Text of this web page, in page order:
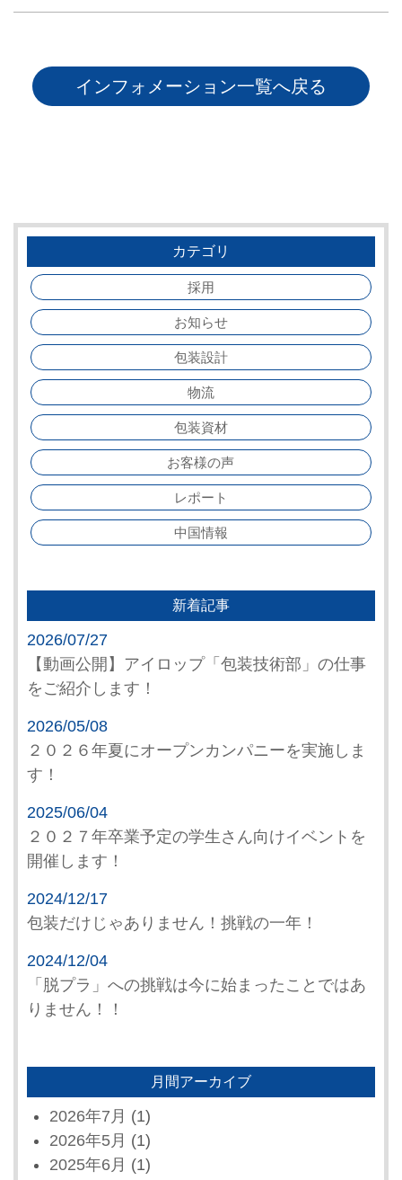
インフォメーション一覧へ戻る
カテゴリ
採用
お知らせ
包装設計
物流
包装資材
お客様の声
レポート
中国情報
新着記事
2026/07/27
【動画公開】アイロップ「包装技術部」の仕事
をご紹介します！
2026/05/08
２０２６年夏にオープンカンパニーを実施しま
す！
2025/06/04
２０２７年卒業予定の学生さん向けイベントを
開催します！
2024/12/17
包装だけじゃありません！挑戦の一年！
2024/12/04
「脱プラ」への挑戦は今に始まったことではあ
りません！！
月間アーカイブ
2026年7月 (1)
2026年5月 (1)
2025年6月 (1)